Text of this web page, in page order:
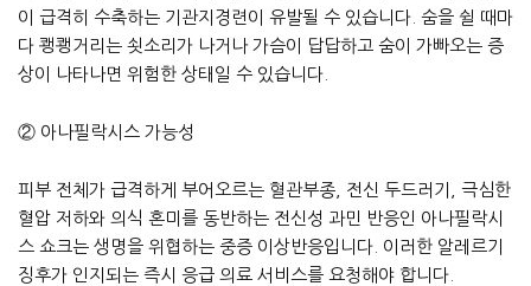
이 급격히 수축하는 기관지경련이 유발될 수 있습니다. 숨을 쉴 때마
다 쾡쾡거리는 쇳소리가 나거나 가슴이 답답하고 숨이 가빠오는 증
상이 나타나면 위험한 상태일 수 있습니다.
② 아나필락시스 가능성
피부 전체가 급격하게 부어오르는 혈관부종, 전신 두드러기, 극심한
혈압 저하와 의식 혼미를 동반하는 전신성 과민 반응인 아나필락시
스 쇼크는 생명을 위협하는 중증 이상반응입니다. 이러한 알레르기
징후가 인지되는 즉시 응급 의료 서비스를 요청해야 합니다.